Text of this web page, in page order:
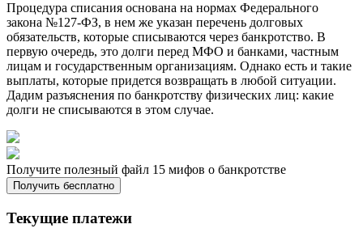
Процедура списания основана на нормах Федерального
закона №127-ФЗ, в нем же указан перечень долговых
обязательств, которые списываются через банкротство. В
первую очередь, это долги перед МФО и банками, частным
лицам и государственным организациям. Однако есть и такие
выплаты, которые придется возвращать в любой ситуации.
Дадим разъяснения по банкротству физических лиц: какие
долги не списываются в этом случае.
Получите полезный файл 15 мифов о банкротстве
Получить бесплатно
Текущие платежи